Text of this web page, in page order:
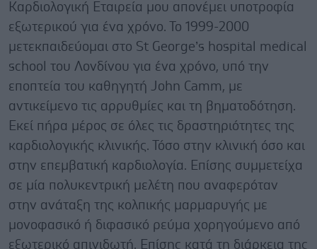
Καρδιολογική Εταιρεία μου απονέμει υποτροφία
εξωτερικού για ένα χρόνο. Το 1999-2000
μετεκπαιδεύομαι στο St George’s hospital medical
school του Λονδίνου για ένα χρόνο, υπό την
εποπτεία του καθηγητή John Camm, με
αντικείμενο τις αρρυθμίες και τη βηματοδότηση.
Εκεί πήρα μέρος σε όλες τις δραστηριότητες της
καρδιολογικής κλινικής. Τόσο στην κλινική όσο και
στην επεμβατική καρδιολογία. Επίσης συμμετείχα
σε μία πολυκεντρική μελέτη που αναφερόταν
στην ανάταξη της κολπικής μαρμαρυγής με
μονοφασικό ή διφασικό ρεύμα χορηγούμενο από
εξωτερικό απινιδωτή. Επίσης κατά τη διάρκεια της